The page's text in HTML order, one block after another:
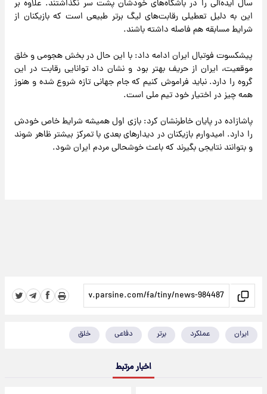
سال ایده‌آلی را در باشگاه‌های خودشان پشت سر نگذاشتند. علاوه بر
این به دلیل تعطیلی رقابت‌های لیگ برتر طبیعی است که بازیکنان از
شرایط مسابقه هم فاصله داشته باشند.
پیشکسوت فوتبال ایران ادامه داد: با این حال در بخش هجومی و خلق
موقعیت، ایران از حریف بهتر بود و نشان داد توانایی رقابت در این
گروه را دارد. نباید فراموش کنیم که جام جهانی تازه شروع شده و هنوز
همه چیز در اختیار خود تیم ملی است.
پاشازاده در پایان خاطرنشان کرد: بازی اول همیشه شرایط خاص خودش
را دارد. امیدوارم بازیکنان در دیدارهای بعدی با تمرکز بیشتر ظاهر شوند
و بتوانند نتایجی بگیرند که باعث خوشحالی مردم ایران شود.
ایران عملکرد برتر دفاعی خلق
اخبار مرتبط